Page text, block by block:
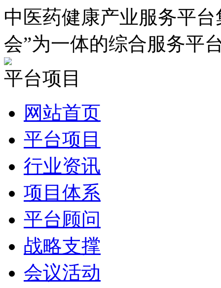
中医药健康产业服务平
会”为一体的综合服务平
平台项目
网站首页
平台项目
行业资讯
项目体系
平台顾问
战略支撑
会议活动